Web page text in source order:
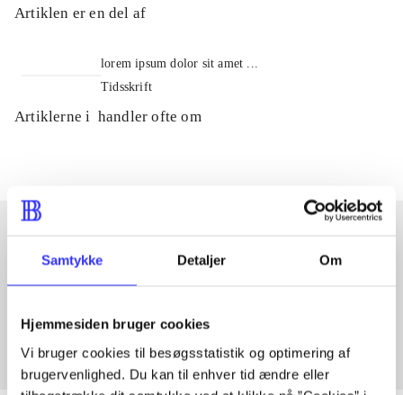
Samtykke Detaljer Om
Hjemmesiden bruger cookies
Vi bruger cookies til besøgsstatistik og optimering af
brugervenlighed. Du kan til enhver tid ændre eller
Artiklen er en del af
lorem ipsum dolor sit amet ...
Tidsskrift
Artiklerne i handler ofte om
Artikler med samme emner